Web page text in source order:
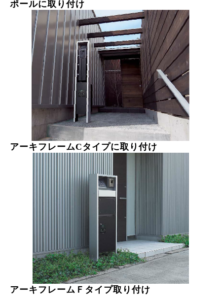
ポールに取り付け
アーキフレームCタイプに取り付け
アーキフレームＦタイプ取り付け